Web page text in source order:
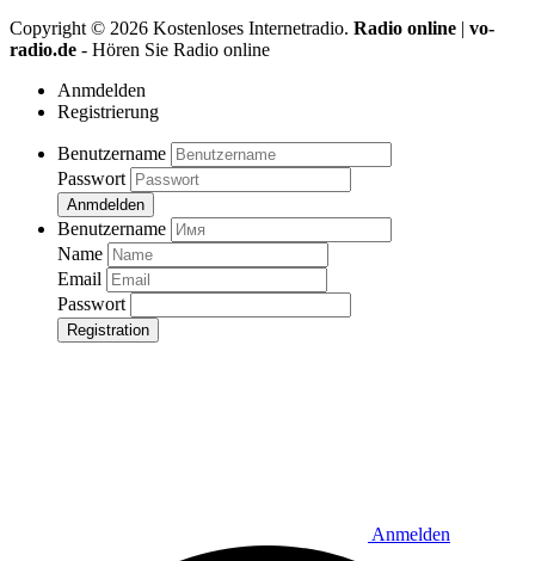
Copyright © 2026 Kostenloses Internetradio. Radio online | vo-
radio.de - Hören Sie Radio online
Anmdelden
Registrierung
Benutzername
Passwort
Anmdelden
Benutzername
Name
Email
Passwort
Registration
Anmelden